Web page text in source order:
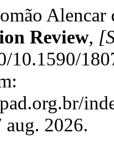
Review,
10.1590/
aug. 2026.